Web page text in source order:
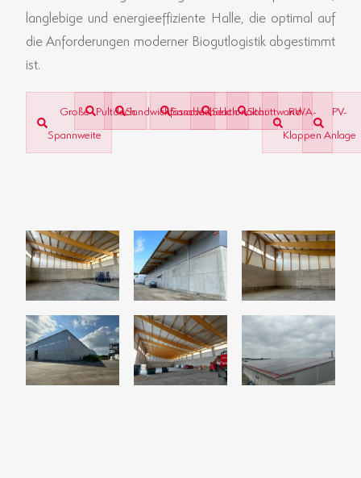
langlebige und energieeffiziente Halle, die optimal auf
die Anforderungen moderner Biogutlogistik abgestimmt
ist.
Große
Spannweite
PultdachSandwichfassadeSandwichdachSektionaltorSchüttwandRWA-
Klappen
PV-
Anlage